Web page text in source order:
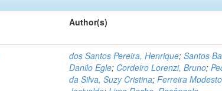
Author(s)
dos Santos Pereira, Henrique;Santos
Danilo Egle; Cordeiro Lorenzi, Bruno;
da Silva, Suzy Cristina;Ferreira